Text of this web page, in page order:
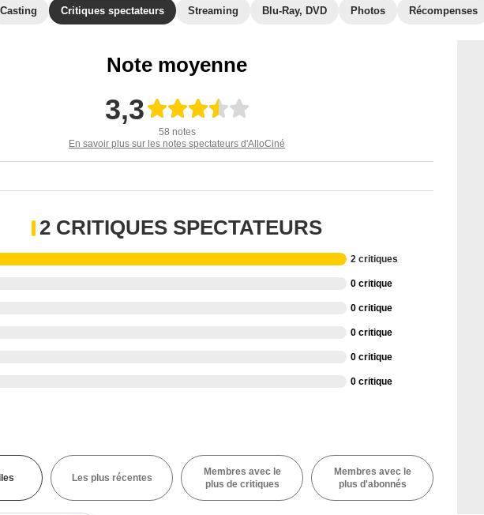
Casting Critiques spectateurs Streaming Blu-Ray, DVD Photos Récompenses
Note moyenne
3,3
58 notes
En savoir plus sur les notes spectateurs d'AlloCiné
2 CRITIQUES SPECTATEURS
2 critiques
0 critique
0 critique
0 critique
0 critique
0 critique
Les plus récentes
Membres avec le
plus de critiques
Membres avec le
plus d'abonnés